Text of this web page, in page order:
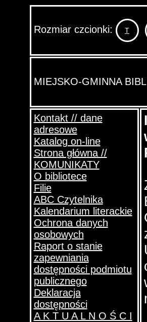
Rozmiar czcionki: T
MIEJSKO-GMINNA
Kontakt // dane
adresowe
Katalog on-line
Strona główna //
KOMUNIKATY
O bibliotece
Filie
ABC Czytelnika
Kalendarium literackie
Ochrona danych
osobowych
Raport o stanie
zapewniania
dostępności podmiotu
publicznego
Deklaracja
dostępności
A K T U A L N O Ś C I